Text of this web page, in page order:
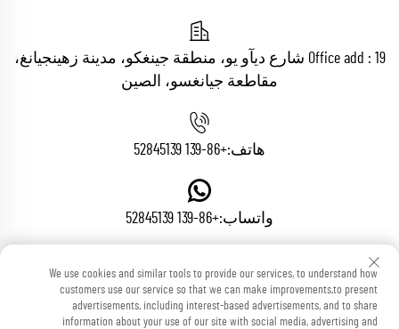
Office add : 19 شارع ديآو يو، منطقة جينغكو، مدينة زهينجيانغ،
مقاطعة جيانغسو، الصين
هاتف:+86-139 52845139
واتساب:+86-139 52845139
البريد الإلكتروني:[email protected]
We use cookies and similar tools to provide our services, to understand how
customers use our service so that we can make improvements,to present
advertisements, including interest-based advertisements, and to share
information about your use of our site with social media, advertising and